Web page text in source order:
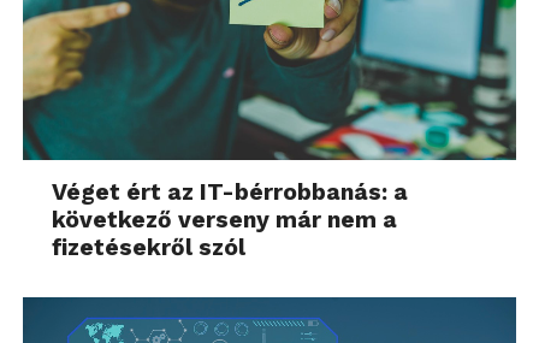
Véget ért az IT-bérrobbanás: a
következő verseny már nem a
fizetésekről szól